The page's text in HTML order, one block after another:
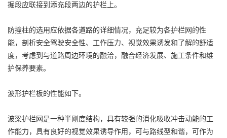
掘段应联接到添充段两边的护栏上。
防撞柱的选用应依据各道路的详细情况，充足较为各护栏网的性
能，剖析安全驾驶安全性、工作压力、视觉效果诱发和了解的舒适
度，考虑到与道路周边环境的融洽，融合经济发展、施工条件和维
护保养要素。
波形护栏板的性能如下。
波梁护栏网是一种半刚度结构，具有较强的消化吸收冲击动能的工
作能力，具有良好的视觉效果诱导作用，可与路线型和谐，可作为